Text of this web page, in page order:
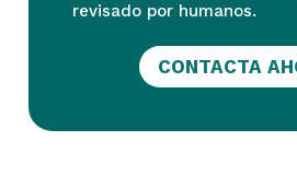
revisado por humanos.
CONTACTA